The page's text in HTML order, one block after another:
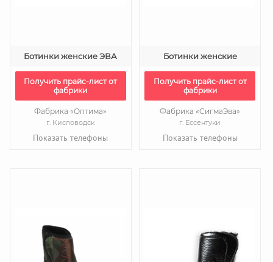
Ботинки женские ЭВА
Получить прайс-лист от
фабрики
Фабрика «Оптима»
г. Кисловодск
Показать телефоны
Ботинки женские
Получить прайс-лист от
фабрики
Фабрика «СигмаЭва»
г. Ессентуки
Показать телефоны